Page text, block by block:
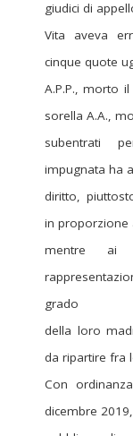
giudici di
Vita aveva
cinque quote
A.P.P., morto
sorella A.A.,
subentrati
impugnata ha
diritto,
in proporzione
mentre ai
grado
della loro
da ripartire fra
Con
dicembre